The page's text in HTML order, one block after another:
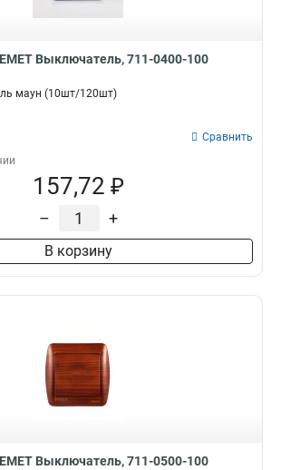
Выключатель, 711-0400-100
маун (10шт/120шт)
Сравнить
157,72 ₽
– +
В корзину
Выключатель, 711-0500-100